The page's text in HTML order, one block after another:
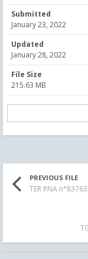
Submitted
January 23, 2022
Updated
January 28, 2022
File Size
215.63 MB
PREVIOUS FILE
TER RNA